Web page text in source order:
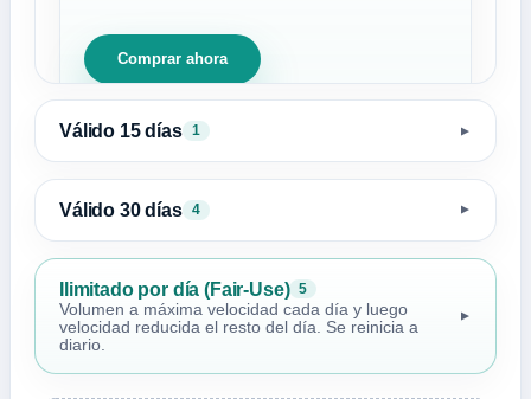
Comprar ahora
Válido 15 días 1 ▼
Válido 30 días 4 ▼
Ilimitado por día (Fair-Use) 5
Volumen a máxima velocidad cada día y luego
velocidad reducida el resto del día. Se reinicia a
diario.
▼